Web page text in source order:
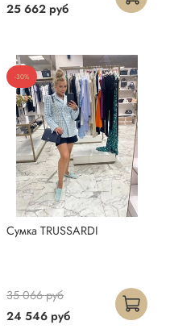
25 662 руб
-30%
Сумка TRUSSARDI
24 546 руб
35 066 руб